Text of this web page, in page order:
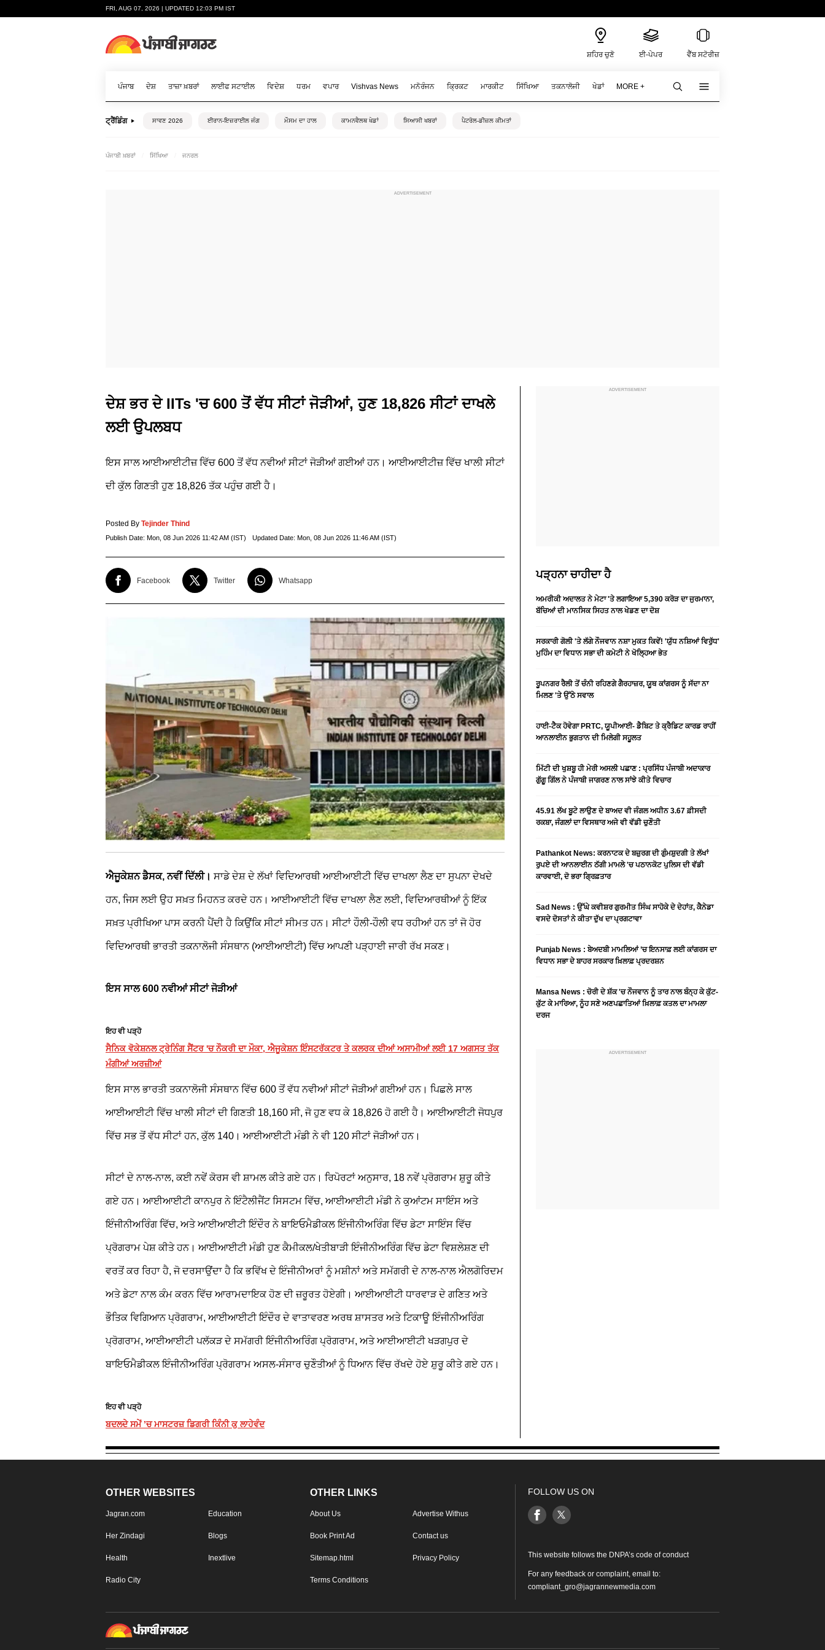
FRI, AUG 07, 2026 | UPDATED 12:03 PM IST
ਸ਼ਹਿਰ ਚੁਣੋ ਈ-ਪੇਪਰ ਵੈੱਬ ਸਟੋਰੀਜ਼
ਪੰਜਾਬ ਦੇਸ਼ ਤਾਜ਼ਾ ਖ਼ਬਰਾਂ ਲਾਈਫ ਸਟਾਈਲ ਵਿਦੇਸ਼ ਧਰਮ ਵਪਾਰ Vishvas News ਮਨੋਰੰਜਨ ਕ੍ਰਿਕਟ ਮਾਰਕੀਟ ਸਿੱਖਿਆ ਤਕਨਾਲੋਜੀ ਖੇਡਾਂ MORE +
ਟ੍ਰੈਂਡਿੰਗ ਸਾਵਣ 2026 ਈਰਾਨ-ਇਜ਼ਰਾਈਲ ਜੰਗ ਮੌਸਮ ਦਾ ਹਾਲ ਕਾਮਨਵੈਲਥ ਖੇਡਾਂ ਸਿਆਸੀ ਖਬਰਾਂ ਪੈਟਰੋਲ-ਡੀਜ਼ਲ ਕੀਮਤਾਂ
ਪੰਜਾਬੀ ਖ਼ਬਰਾਂ ਸਿੱਖਿਆ ਜਨਰਲ
ਦੇਸ਼ ਭਰ ਦੇ IITs 'ਚ 600 ਤੋਂ ਵੱਧ ਸੀਟਾਂ ਜੋੜੀਆਂ, ਹੁਣ 18,826 ਸੀਟਾਂ ਦਾਖਲੇ
ਲਈ ਉਪਲਬਧ
ਇਸ ਸਾਲ ਆਈਆਈਟੀਜ਼ ਵਿੱਚ 600 ਤੋਂ ਵੱਧ ਨਵੀਆਂ ਸੀਟਾਂ ਜੋੜੀਆਂ ਗਈਆਂ ਹਨ। ਆਈਆਈਟੀਜ਼ ਵਿੱਚ ਖਾਲੀ ਸੀਟਾਂ
ਦੀ ਕੁੱਲ ਗਿਣਤੀ ਹੁਣ 18,826 ਤੱਕ ਪਹੁੰਚ ਗਈ ਹੈ।
Posted By Tejinder Thind
Publish Date: Mon, 08 Jun 2026 11:42 AM (IST) Updated Date: Mon, 08 Jun 2026 11:46 AM (IST)
Facebook Twitter Whatsapp
ਐਜੂਕੇਸ਼ਨ ਡੈਸਕ, ਨਵੀਂ ਦਿੱਲੀ। ਸਾਡੇ ਦੇਸ਼ ਦੇ ਲੱਖਾਂ ਵਿਦਿਆਰਥੀ ਆਈਆਈਟੀ ਵਿੱਚ ਦਾਖਲਾ ਲੈਣ ਦਾ ਸੁਪਨਾ ਦੇਖਦੇ
ਹਨ, ਜਿਸ ਲਈ ਉਹ ਸਖ਼ਤ ਮਿਹਨਤ ਕਰਦੇ ਹਨ। ਆਈਆਈਟੀ ਵਿੱਚ ਦਾਖਲਾ ਲੈਣ ਲਈ, ਵਿਦਿਆਰਥੀਆਂ ਨੂੰ ਇੱਕ
ਸਖ਼ਤ ਪ੍ਰੀਖਿਆ ਪਾਸ ਕਰਨੀ ਪੈਂਦੀ ਹੈ ਕਿਉਂਕਿ ਸੀਟਾਂ ਸੀਮਤ ਹਨ। ਸੀਟਾਂ ਹੌਲੀ-ਹੌਲੀ ਵਧ ਰਹੀਆਂ ਹਨ ਤਾਂ ਜੋ ਹੋਰ
ਵਿਦਿਆਰਥੀ ਭਾਰਤੀ ਤਕਨਾਲੋਜੀ ਸੰਸਥਾਨ (ਆਈਆਈਟੀ) ਵਿੱਚ ਆਪਣੀ ਪੜ੍ਹਾਈ ਜਾਰੀ ਰੱਖ ਸਕਣ।
ਇਸ ਸਾਲ 600 ਨਵੀਆਂ ਸੀਟਾਂ ਜੋੜੀਆਂ
ਇਹ ਵੀ ਪੜ੍ਹੋ
ਸੈਨਿਕ ਵੋਕੇਸ਼ਨਲ ਟ੍ਰੇਨਿੰਗ ਸੈਂਟਰ 'ਚ ਨੌਕਰੀ ਦਾ ਮੌਕਾ, ਐਜੂਕੇਸ਼ਨ ਇੰਸਟਰੱਕਟਰ ਤੇ ਕਲਰਕ ਦੀਆਂ ਅਸਾਮੀਆਂ ਲਈ 17 ਅਗਸਤ ਤੱਕ
ਮੰਗੀਆਂ ਅਰਜ਼ੀਆਂ
ਇਸ ਸਾਲ ਭਾਰਤੀ ਤਕਨਾਲੋਜੀ ਸੰਸਥਾਨ ਵਿੱਚ 600 ਤੋਂ ਵੱਧ ਨਵੀਆਂ ਸੀਟਾਂ ਜੋੜੀਆਂ ਗਈਆਂ ਹਨ। ਪਿਛਲੇ ਸਾਲ
ਆਈਆਈਟੀ ਵਿੱਚ ਖਾਲੀ ਸੀਟਾਂ ਦੀ ਗਿਣਤੀ 18,160 ਸੀ, ਜੋ ਹੁਣ ਵਧ ਕੇ 18,826 ਹੋ ਗਈ ਹੈ। ਆਈਆਈਟੀ ਜੋਧਪੁਰ
ਵਿੱਚ ਸਭ ਤੋਂ ਵੱਧ ਸੀਟਾਂ ਹਨ, ਕੁੱਲ 140। ਆਈਆਈਟੀ ਮੰਡੀ ਨੇ ਵੀ 120 ਸੀਟਾਂ ਜੋੜੀਆਂ ਹਨ।
ਸੀਟਾਂ ਦੇ ਨਾਲ-ਨਾਲ, ਕਈ ਨਵੇਂ ਕੋਰਸ ਵੀ ਸ਼ਾਮਲ ਕੀਤੇ ਗਏ ਹਨ। ਰਿਪੋਰਟਾਂ ਅਨੁਸਾਰ, 18 ਨਵੇਂ ਪ੍ਰੋਗਰਾਮ ਸ਼ੁਰੂ ਕੀਤੇ
ਗਏ ਹਨ। ਆਈਆਈਟੀ ਕਾਨਪੁਰ ਨੇ ਇੰਟੈਲੀਜੈਂਟ ਸਿਸਟਮ ਵਿੱਚ, ਆਈਆਈਟੀ ਮੰਡੀ ਨੇ ਕੁਆਂਟਮ ਸਾਇੰਸ ਅਤੇ
ਇੰਜੀਨੀਅਰਿੰਗ ਵਿੱਚ, ਅਤੇ ਆਈਆਈਟੀ ਇੰਦੌਰ ਨੇ ਬਾਇਓਮੈਡੀਕਲ ਇੰਜੀਨੀਅਰਿੰਗ ਵਿੱਚ ਡੇਟਾ ਸਾਇੰਸ ਵਿੱਚ
ਪ੍ਰੋਗਰਾਮ ਪੇਸ਼ ਕੀਤੇ ਹਨ। ਆਈਆਈਟੀ ਮੰਡੀ ਹੁਣ ਕੈਮੀਕਲ/ਖੇਤੀਬਾੜੀ ਇੰਜੀਨੀਅਰਿੰਗ ਵਿੱਚ ਡੇਟਾ ਵਿਸ਼ਲੇਸ਼ਣ ਦੀ
ਵਰਤੋਂ ਕਰ ਰਿਹਾ ਹੈ, ਜੋ ਦਰਸਾਉਂਦਾ ਹੈ ਕਿ ਭਵਿੱਖ ਦੇ ਇੰਜੀਨੀਅਰਾਂ ਨੂੰ ਮਸ਼ੀਨਾਂ ਅਤੇ ਸਮੱਗਰੀ ਦੇ ਨਾਲ-ਨਾਲ ਐਲਗੋਰਿਦਮ
ਅਤੇ ਡੇਟਾ ਨਾਲ ਕੰਮ ਕਰਨ ਵਿੱਚ ਆਰਾਮਦਾਇਕ ਹੋਣ ਦੀ ਜ਼ਰੂਰਤ ਹੋਏਗੀ। ਆਈਆਈਟੀ ਧਾਰਵਾੜ ਦੇ ਗਣਿਤ ਅਤੇ
ਭੌਤਿਕ ਵਿਗਿਆਨ ਪ੍ਰੋਗਰਾਮ, ਆਈਆਈਟੀ ਇੰਦੌਰ ਦੇ ਵਾਤਾਵਰਣ ਅਰਥ ਸ਼ਾਸਤਰ ਅਤੇ ਟਿਕਾਊ ਇੰਜੀਨੀਅਰਿੰਗ
ਪ੍ਰੋਗਰਾਮ, ਆਈਆਈਟੀ ਪਲੱਕੜ ਦੇ ਸਮੱਗਰੀ ਇੰਜੀਨੀਅਰਿੰਗ ਪ੍ਰੋਗਰਾਮ, ਅਤੇ ਆਈਆਈਟੀ ਖੜਗਪੁਰ ਦੇ
ਬਾਇਓਮੈਡੀਕਲ ਇੰਜੀਨੀਅਰਿੰਗ ਪ੍ਰੋਗਰਾਮ ਅਸਲ-ਸੰਸਾਰ ਚੁਣੌਤੀਆਂ ਨੂੰ ਧਿਆਨ ਵਿੱਚ ਰੱਖਦੇ ਹੋਏ ਸ਼ੁਰੂ ਕੀਤੇ ਗਏ ਹਨ।
ਇਹ ਵੀ ਪੜ੍ਹੋ
ਬਦਲਦੇ ਸਮੇਂ ’ਚ ਮਾਸਟਰਜ਼ ਡਿਗਰੀ ਕਿੰਨੀ ਕੁ ਲਾਹੇਵੰਦ
ਪੜ੍ਹਨਾ ਚਾਹੀਦਾ ਹੈ
ਅਮਰੀਕੀ ਅਦਾਲਤ ਨੇ ਮੇਟਾ 'ਤੇ ਲਗਾਇਆ 5,390 ਕਰੋੜ ਦਾ ਜੁਰਮਾਨਾ,
ਬੱਚਿਆਂ ਦੀ ਮਾਨਸਿਕ ਸਿਹਤ ਨਾਲ ਖੇਡਣ ਦਾ ਦੋਸ਼
ਸਰਕਾਰੀ ਗੋਲੀ 'ਤੇ ਲੱਗੇ ਨੌਜਵਾਨ ਨਸ਼ਾ ਮੁਕਤ ਕਿਵੇਂ! 'ਯੁੱਧ ਨਸ਼ਿਆਂ ਵਿਰੁੱਧ'
ਮੁਹਿੰਮ ਦਾ ਵਿਧਾਨ ਸਭਾ ਦੀ ਕਮੇਟੀ ਨੇ ਖੋਲ੍ਹਿਆ ਭੇਤ
ਰੂਪਨਗਰ ਰੈਲੀ ਤੋਂ ਚੰਨੀ ਰਹਿਣਗੇ ਗੈਰਹਾਜ਼ਰ, ਯੂਥ ਕਾਂਗਰਸ ਨੂੰ ਸੱਦਾ ਨਾ
ਮਿਲਣ 'ਤੇ ਉੱਠੇ ਸਵਾਲ
ਹਾਈ-ਟੈਕ ਹੋਵੇਗਾ PRTC, ਯੂਪੀਆਈ- ਡੈਬਿਟ ਤੇ ਕ੍ਰੈਡਿਟ ਕਾਰਡ ਰਾਹੀਂ
ਆਨਲਾਈਨ ਭੁਗਤਾਨ ਦੀ ਮਿਲੇਗੀ ਸਹੂਲਤ
ਮਿੱਟੀ ਦੀ ਖੁਸ਼ਬੂ ਹੀ ਮੇਰੀ ਅਸਲੀ ਪਛਾਣ : ਪ੍ਰਸਿੱਧ ਪੰਜਾਬੀ ਅਦਾਕਾਰ
ਗੁੱਗੂ ਗਿੱਲ ਨੇ ਪੰਜਾਬੀ ਜਾਗਰਣ ਨਾਲ ਸਾਂਝੇ ਕੀਤੇ ਵਿਚਾਰ
45.91 ਲੱਖ ਬੂਟੇ ਲਾਉਣ ਦੇ ਬਾਅਦ ਵੀ ਜੰਗਲ ਅਧੀਨ 3.67 ਫ਼ੀਸਦੀ
ਰਕਬਾ, ਜੰਗਲਾਂ ਦਾ ਵਿਸਥਾਰ ਅਜੇ ਵੀ ਵੱਡੀ ਚੁਣੌਤੀ
Pathankot News: ਕਰਨਾਟਕ ਦੇ ਬਜ਼ੁਰਗ ਦੀ ਗੁੰਮਸ਼ੁਦਗੀ ਤੇ ਲੱਖਾਂ
ਰੁਪਏ ਦੀ ਆਨਲਾਈਨ ਠੱਗੀ ਮਾਮਲੇ 'ਚ ਪਠਾਨਕੋਟ ਪੁਲਿਸ ਦੀ ਵੱਡੀ
ਕਾਰਵਾਈ, ਦੋ ਭਰਾ ਗ੍ਰਿਫ਼ਤਾਰ
Sad News : ਉੱਘੇ ਕਵੀਸ਼ਰ ਗੁਰਮੀਤ ਸਿੰਘ ਸਾਹੋਕੇ ਦੇ ਦੇਹਾਂਤ, ਕੈਨੇਡਾ
ਵਸਦੇ ਦੋਸਤਾਂ ਨੇ ਕੀਤਾ ਦੁੱਖ ਦਾ ਪ੍ਰਗਟਾਵਾ
Punjab News : ਬੇਅਦਬੀ ਮਾਮਲਿਆਂ ’ਚ ਇਨਸਾਫ਼ ਲਈ ਕਾਂਗਰਸ ਦਾ
ਵਿਧਾਨ ਸਭਾ ਦੇ ਬਾਹਰ ਸਰਕਾਰ ਖ਼ਿਲਾਫ਼ ਪ੍ਰਦਰਸ਼ਨ
Mansa News : ਚੋਰੀ ਦੇ ਸ਼ੱਕ 'ਚ ਨੌਜਵਾਨ ਨੂੰ ਤਾਰ ਨਾਲ ਬੰਨ੍ਹ ਕੇ ਕੁੱਟ-
ਕੁੱਟ ਕੇ ਮਾਰਿਆ, ਨੂੰਹ ਸਣੇ ਅਣਪਛਾਤਿਆਂ ਖ਼ਿਲਾਫ਼ ਕਤਲ ਦਾ ਮਾਮਲਾ
ਦਰਜ
OTHER WEBSITES
Jagran.com Education
Her Zindagi Blogs
Health Inextlive
Radio City
OTHER LINKS
About Us Advertise Withus
Book Print Ad Contact us
Sitemap.html Privacy Policy
Terms Conditions
FOLLOW US ON
This website follows the DNPA’s code of conduct
For any feedback or complaint, email to:
compliant_gro@jagrannewmedia.com